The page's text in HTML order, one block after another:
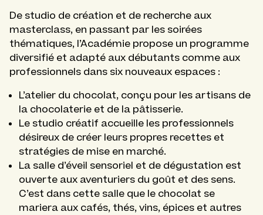
De studio de création et de recherche aux
masterclass, en passant par les soirées
thématiques, l’Académie propose un programme
diversifié et adapté aux débutants comme aux
professionnels dans six nouveaux espaces :
L’atelier du chocolat, conçu pour les artisans de
la chocolaterie et de la pâtisserie.
Le studio créatif accueille les professionnels
désireux de créer leurs propres recettes et
stratégies de mise en marché.
La salle d’éveil sensoriel et de dégustation est
ouverte aux aventuriers du goût et des sens.
C’est dans cette salle que le chocolat se
mariera aux cafés, thés, vins, épices et autres